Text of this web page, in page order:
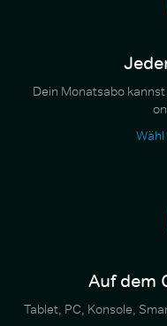
Dein Monatsabo
Auf dem
Tablet, PC, Konsole,